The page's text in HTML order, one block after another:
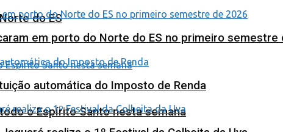
do ES
o Espírito Santo nesta semana
em porto do Norte do ES no primeiro semestre
automática do Imposto de Renda